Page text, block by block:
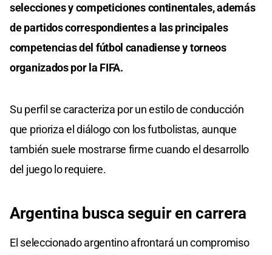
selecciones y competiciones continentales, además
de partidos correspondientes a las principales
competencias del fútbol canadiense y torneos
organizados por la FIFA.
Su perfil se caracteriza por un estilo de conducción
que prioriza el diálogo con los futbolistas, aunque
también suele mostrarse firme cuando el desarrollo
del juego lo requiere.
Argentina busca seguir en carrera
El seleccionado argentino afrontará un compromiso